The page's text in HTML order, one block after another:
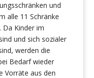
und
alle 11 Schränke
Da Kinder im
und sich sozialer
werden die
Bedarf wieder
Vorräte aus den